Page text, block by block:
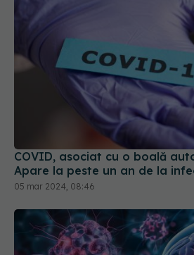
COVID, asociat cu o boală
Apare la peste un an de la
05 mar 2024, 08:46